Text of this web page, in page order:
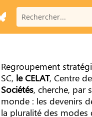
Regroupement
SC, le CELAT, Centre
Sociétés, cherche, par
monde : les devenirs
la pluralité des modes